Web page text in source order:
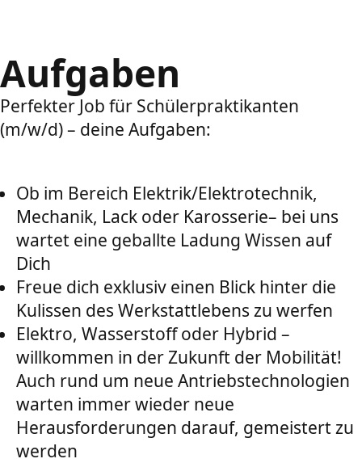
Aufgaben
Perfekter Job für Schülerpraktikanten
(m/w/d) – deine Aufgaben:
Ob im Bereich Elektrik/Elektrotechnik,
Mechanik, Lack oder Karosserie– bei uns
wartet eine geballte Ladung Wissen auf
Dich
Freue dich exklusiv einen Blick hinter die
Kulissen des Werkstattlebens zu werfen
Elektro, Wasserstoff oder Hybrid –
willkommen in der Zukunft der Mobilität!
Auch rund um neue Antriebstechnologien
warten immer wieder neue
Herausforderungen darauf, gemeistert zu
werden